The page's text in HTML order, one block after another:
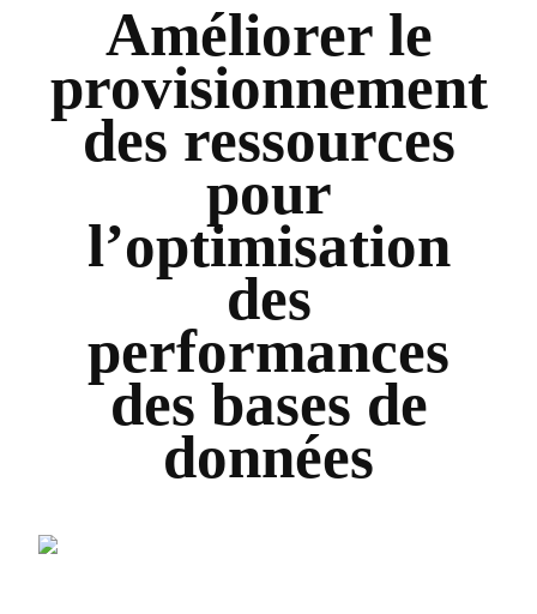
Améliorer le
provisionnement
des ressources
pour
l’optimisation
des
performances
des bases de
données